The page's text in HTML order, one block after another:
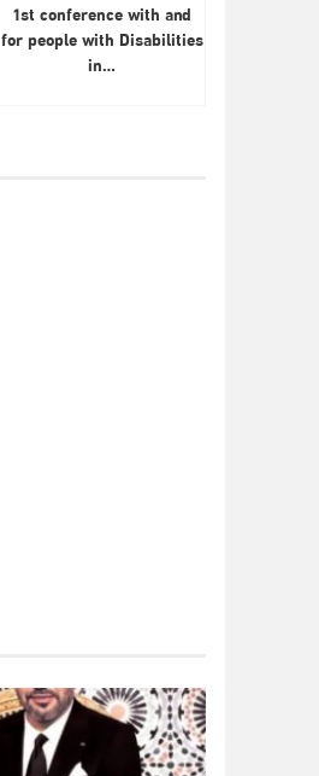
1st conference with and
for people with Disabilities
in…